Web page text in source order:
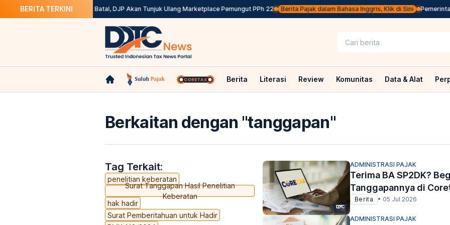
BERITA TERKINI
Ini Solusinya Kepdirjen Batal, DJP Akan Tunjuk Ulang Marketplace Pemungut PPh 22 Berita Pajak dalam Bahasa Inggris, Klik di Sini Pemerintah
Berita Literasi Review Komunitas Data & Alat
Berkaitan dengan "tanggapan"
Tag Terkait:
penelitian keberatan
Surat Tanggapan Hasil Penelitian
Keberatan
hak hadir
Surat Pemberitahuan untuk Hadir
ADMINISTRASI PAJAK
Terima BA SP2DK?
Tanggapannya di
Berita • 05 Jul 2026
ADMINISTRASI PAJAK